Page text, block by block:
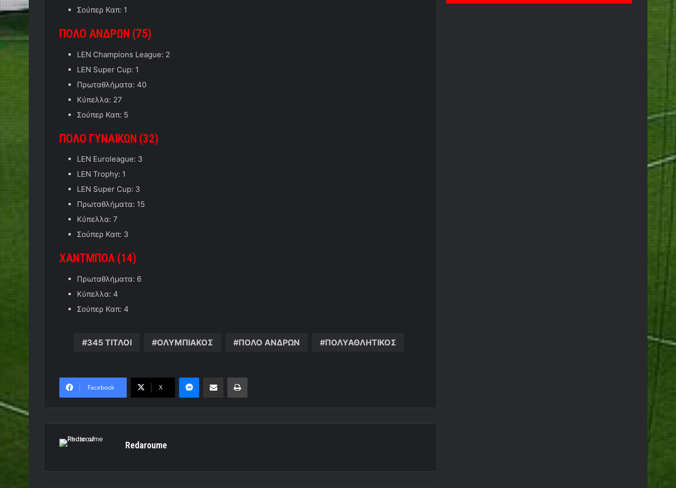
Σούπερ Καπ: 1
ΠΟΛΟ ΑΝΔΡΩΝ (75)
LEN Champions League: 2
LEN Super Cup: 1
Πρωταθλήματα: 40
Κύπελλα: 27
Σούπερ Καπ: 5
ΠΟΛΟ ΓΥΝΑΙΚΩΝ (32)
LEN Euroleague: 3
LEN Trophy: 1
LEN Super Cup: 3
Πρωταθλήματα: 15
Κύπελλα: 7
Σούπερ Καπ: 3
ΧΑΝΤΜΠΟΛ (14)
Πρωταθλήματα: 6
Κύπελλα: 4
Σούπερ Καπ: 4
345 ΤΙΤΛΟΙ ΟΛΥΜΠΙΑΚΟΣ ΠΟΛΟ ΑΝΔΡΩΝ ΠΟΛΥΑΘΛΗΤΙΚΟΣ
Facebook X
MessengerΚοινοποίηση μέσω ηλεκτρονικού ταχυδρομείουΕκτύπωση
Redaroume